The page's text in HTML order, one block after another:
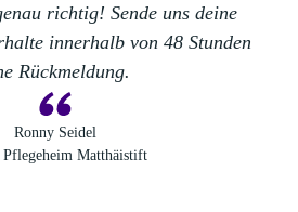
richtig! Sende uns deine
innerhalb von 48 Stunden
Rückmeldung.
Ronny Seidel
Matthäistift